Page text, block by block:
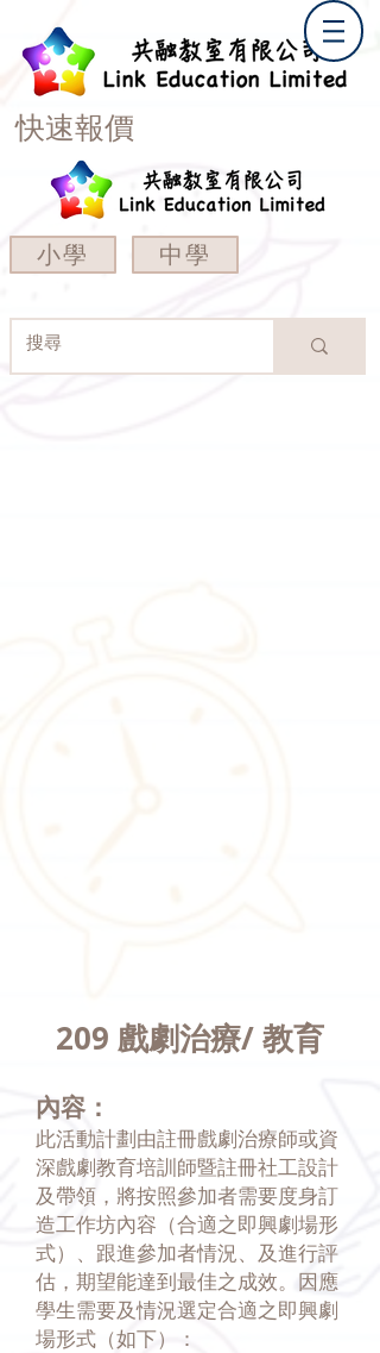
快速報價
小學 中學
209 戲劇治療/ 教育
內容：
此活動計劃由註冊戲劇治療師或資
深戲劇教育培訓師暨註冊社工設計
及帶領，將按照參加者需要度身訂
造工作坊內容（合適之即興劇場形
式）、跟進參加者情況、及進行評
估，期望能達到最佳之成效。因應
學生需要及情況選定合適之即興劇
場形式（如下）：